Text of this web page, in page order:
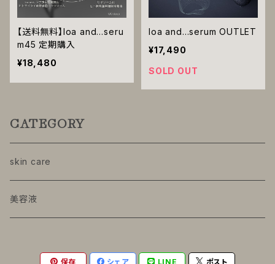
【送料無料】loa and…seru
m45 定期購入
¥18,480
loa and…serum OUTLET
¥17,490
SOLD OUT
CATEGORY
skin care
美容液
保存 シェア LINE ポスト